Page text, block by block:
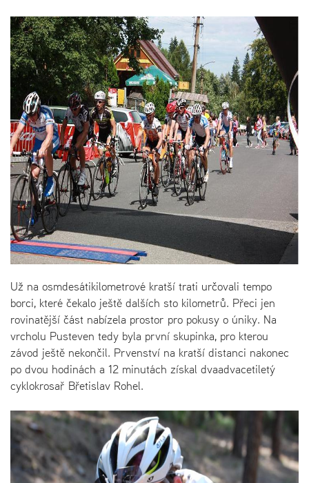
Už na osmdesátikilometrové kratší trati určovali tempo
borci, které čekalo ještě dalších sto kilometrů. Přeci jen
rovinatější část nabízela prostor pro pokusy o úniky. Na
vrcholu Pusteven tedy byla první skupinka, pro kterou
závod ještě nekončil. Prvenství na kratší distanci nakonec
po dvou hodinách a 12 minutách získal dvaadvacetiletý
cyklokrosař Břetislav Rohel.